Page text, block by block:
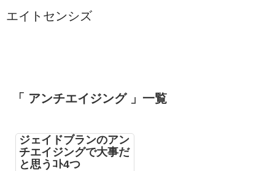
エイトセンシズ
「 アンチエイジング 」一覧
ジェイドブランのアン
チエイジングで大事だ
と思うｺﾄ4つ